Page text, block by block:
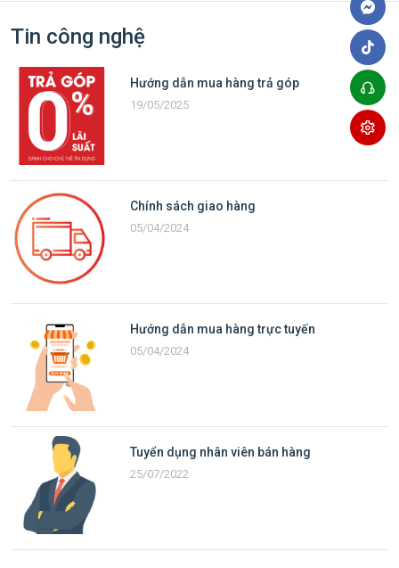
Tin công nghệ
Hướng dẫn mua hàng trả góp
19/05/2025
Chính sách giao hàng
05/04/2024
Hướng dẫn mua hàng trực tuyến
05/04/2024
Tuyển dụng nhân viên bán hàng
25/07/2022